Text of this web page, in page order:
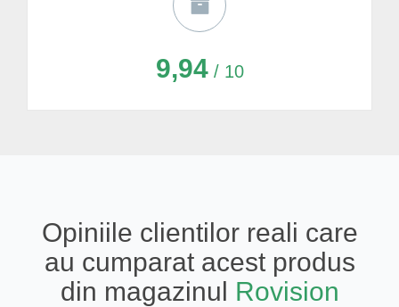
9,94/ 10
Opiniile clientilor reali care
au cumparat acest produs
din magazinul Rovision